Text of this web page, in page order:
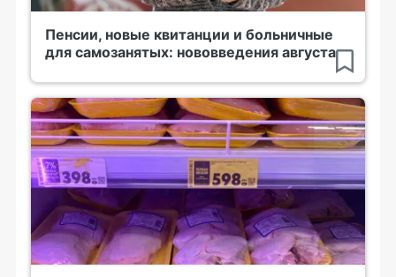
Пенсии, новые квитанции и больничные
для самозанятых: нововведения августа